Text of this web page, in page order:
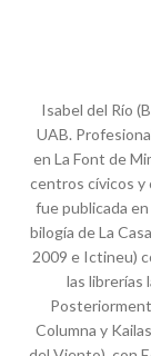
Isabel del Río
UAB.
en La Font de
centros cívicos y
fue publicada
bilogía de La
2009 e Ictineu)
las librerías
Columna y